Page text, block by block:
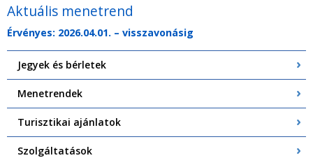
Aktuális menetrend
Érvényes: 2026.04.01. – visszavonásig
Jegyek és bérletek
Menetrendek
Turisztikai ajánlatok
Szolgáltatások